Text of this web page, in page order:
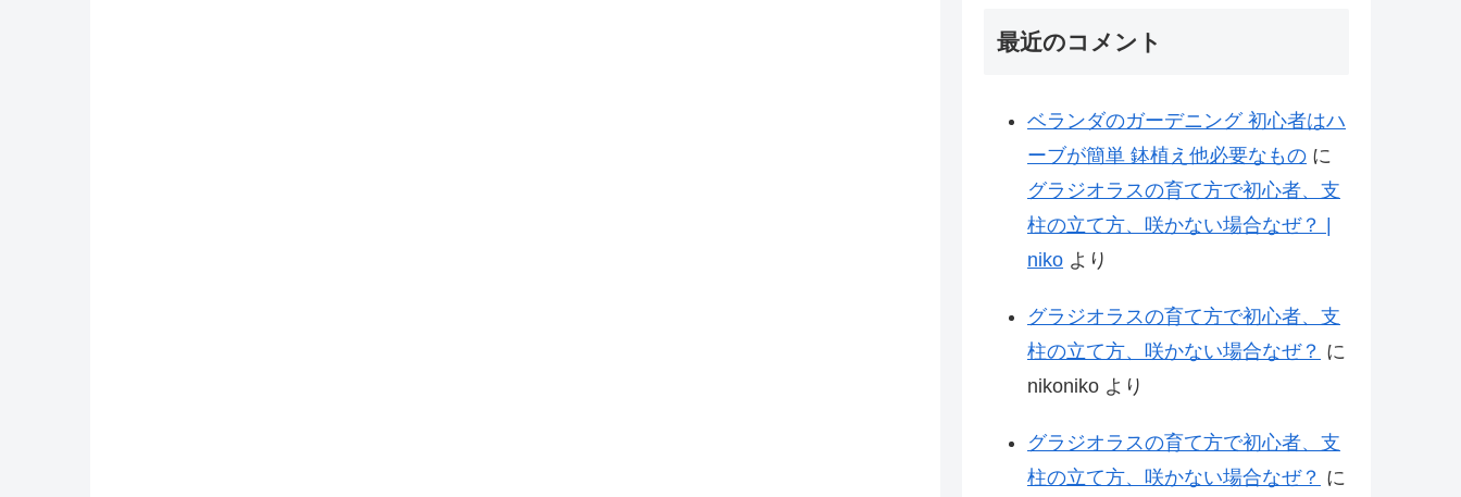
最近のコメント
ベランダのガーデニング 初心者はハ
ーブが簡単 鉢植え他必要なもの に
グラジオラスの育て方で初心者、支
柱の立て方、咲かない場合なぜ？ |
niko より
グラジオラスの育て方で初心者、支
柱の立て方、咲かない場合なぜ？ に
nikoniko より
グラジオラスの育て方で初心者、支
柱の立て方、咲かない場合なぜ？ に